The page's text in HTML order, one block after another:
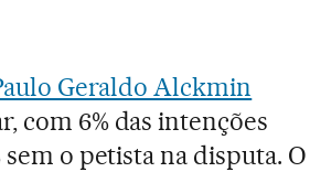
Geraldo Alckmin
com 6% das intenções
o petista na disputa. O